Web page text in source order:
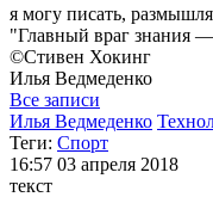
я могу писать,
"Главный враг знания
©Стивен Хокинг
Илья Ведмеденко
Все записи
Илья Ведмеденко
Теги: Спорт
16:57 03 апреля 2018
текст